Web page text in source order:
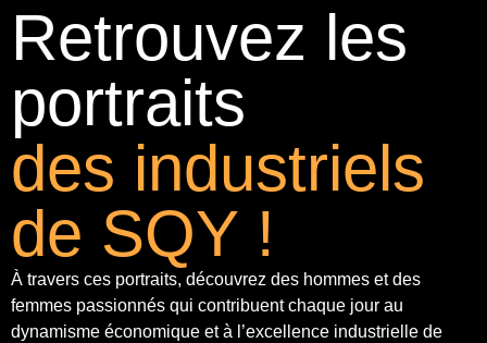
Retrouvez les
portraits
des industriels
de SQY !
À travers ces portraits, découvrez des hommes et des
femmes passionnés qui contribuent chaque jour au
dynamisme économique et à l’excellence industrielle de